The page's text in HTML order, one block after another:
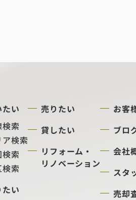
い
索
検索
索
索
い
売りたい
貸したい
リフォーム・
リノベーション
お客
ブロ
会社
スタ
売却